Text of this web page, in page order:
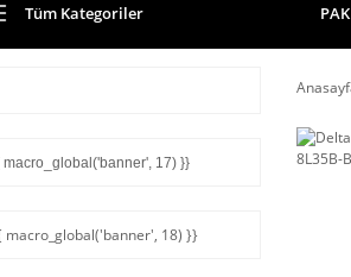
Tüm Kategoriler